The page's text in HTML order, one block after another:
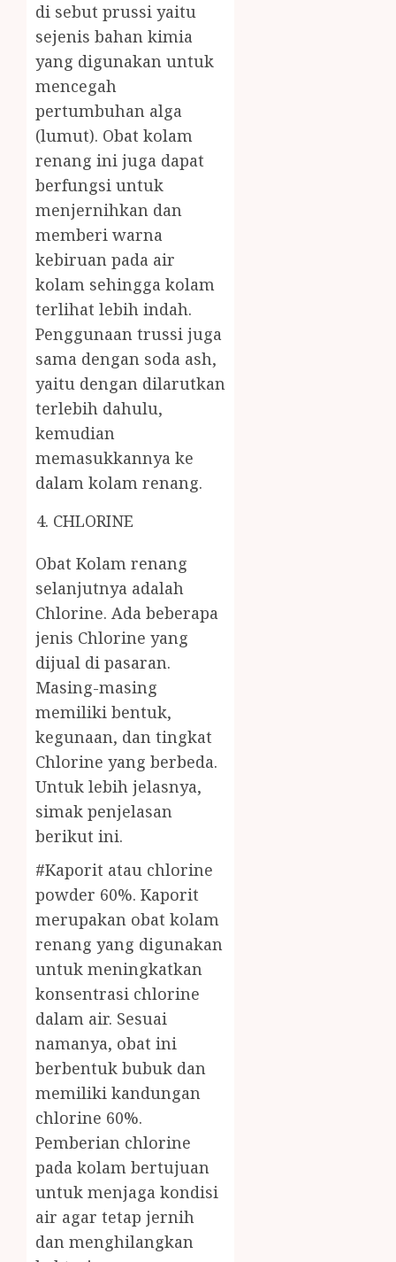
di sebut prussi yaitu
sejenis bahan kimia
yang digunakan untuk
mencegah
pertumbuhan alga
(lumut). Obat kolam
renang ini juga dapat
berfungsi untuk
menjernihkan dan
memberi warna
kebiruan pada air
kolam sehingga kolam
terlihat lebih indah.
Penggunaan trussi juga
sama dengan soda ash,
yaitu dengan dilarutkan
terlebih dahulu,
kemudian
memasukkannya ke
dalam kolam renang.
CHLORINE
Obat Kolam renang
selanjutnya adalah
Chlorine. Ada beberapa
jenis Chlorine yang
dijual di pasaran.
Masing-masing
memiliki bentuk,
kegunaan, dan tingkat
Chlorine yang berbeda.
Untuk lebih jelasnya,
simak penjelasan
berikut ini.
#Kaporit atau chlorine
powder 60%. Kaporit
merupakan obat kolam
renang yang digunakan
untuk meningkatkan
konsentrasi chlorine
dalam air. Sesuai
namanya, obat ini
berbentuk bubuk dan
memiliki kandungan
chlorine 60%.
Pemberian chlorine
pada kolam bertujuan
untuk menjaga kondisi
air agar tetap jernih
dan menghilangkan